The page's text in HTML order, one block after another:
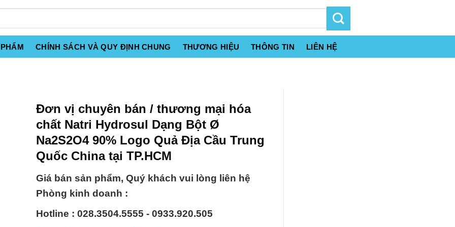
CHÍNH SÁCH VÀ QUY ĐỊNH CHUNG THƯƠNG HIỆU THÔNG TIN LIÊN HỆ
Đơn vị chuyên bán / thương mại hóa
chất Natri Hydrosul Dạng Bột Ø
Na2S2O4 90% Logo Quả Địa Cầu Trung
Quốc China tại TP.HCM
Giá bán sản phẩm, Quý khách vui lòng liên hệ
Phòng kinh doanh :
Hotline : 028.3504.5555 - 0933.920.505